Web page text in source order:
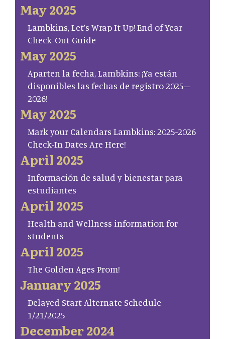
May 2025
Lambkins, Let’s Wrap It Up! End of Year
Check-Out Guide
May 2025
Aparten la fecha, Lambkins: ¡Ya están
disponibles las fechas de registro 2025–
2026!
May 2025
Mark your Calendars Lambkins: 2025-2026
Check-In Dates Are Here!
April 2025
Información de salud y bienestar para
estudiantes
April 2025
Health and Wellness information for
students
April 2025
The Golden Ages Prom!
January 2025
Delayed Start Alternate Schedule
1/21/2025
December 2024